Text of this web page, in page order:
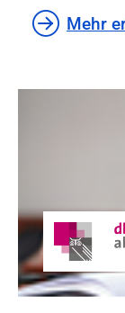
Mehr